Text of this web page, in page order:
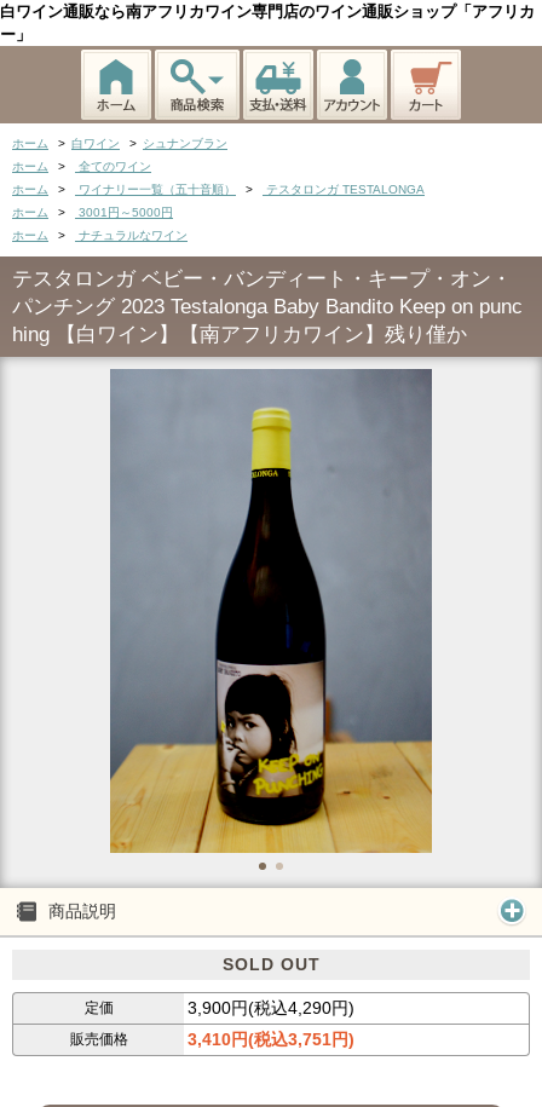
白ワイン通販なら南アフリカワイン専門店のワイン通販ショップ「アフリカ
ー」
ホーム > 白ワイン > シュナンブラン
ホーム
>
全てのワイン
ホーム
> ワイナリー一覧（五十音順） >
テスタロンガ TESTALONGA
ホーム
>
3001円～5000円
ホーム
> ナチュラルなワイン
テスタロンガ ベビー・バンディート・キープ・オン・
パンチング 2023 Testalonga Baby Bandito Keep on punc
hing 【白ワイン】【南アフリカワイン】残り僅か
商品説明
SOLD OUT
定価 3,900円(税込4,290円)
販売価格 3,410円(税込3,751円)